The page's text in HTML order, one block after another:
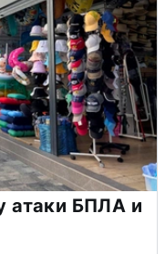
атаки БПЛА и